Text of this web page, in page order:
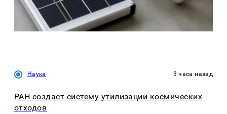
Наука 3 часа назад
РАН создаст систему утилизации космических
отходов